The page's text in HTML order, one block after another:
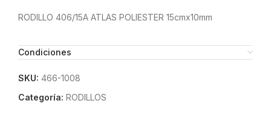
RODILLO 406/15A ATLAS POLIESTER 15cmx10mm
Condiciones
SKU: 466-1008
Categoría: RODILLOS